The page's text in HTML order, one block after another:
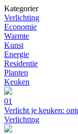
Kategorier
Verlichting
Economie
Warmte
Kunst
Energie
Residentie
Planten
Keuken
01
Verlicht je keuken:
Verlichting